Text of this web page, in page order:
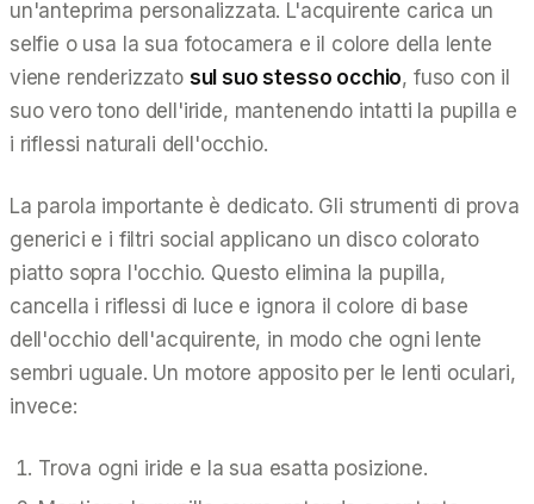
un'anteprima personalizzata. L'acquirente carica un
selfie o usa la sua fotocamera e il colore della lente
viene renderizzato sul suo stesso occhio, fuso con il
suo vero tono dell'iride, mantenendo intatti la pupilla e
i riflessi naturali dell'occhio.
La parola importante è dedicato. Gli strumenti di prova
generici e i filtri social applicano un disco colorato
piatto sopra l'occhio. Questo elimina la pupilla,
cancella i riflessi di luce e ignora il colore di base
dell'occhio dell'acquirente, in modo che ogni lente
sembri uguale. Un motore apposito per le lenti oculari,
invece:
Trova ogni iride e la sua esatta posizione.